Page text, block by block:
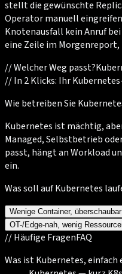
stellt die gewünschte
Operator manuell
Knotenausfall kein Anruf
eine Zeile im
//Welcher Weg passt?
//In 2 Klicks: Ihr
Wie betreiben Sie
Kubernetes ist mächtig,
Managed, Selbstbetrieb
passt, hängt an Workload
ein.
Was soll auf Kubernetes
Wenige Container, überschaubar
OT-/Edge-nah, wenig
//Häufige FragenFAQ
Was ist Kubernetes, einfach